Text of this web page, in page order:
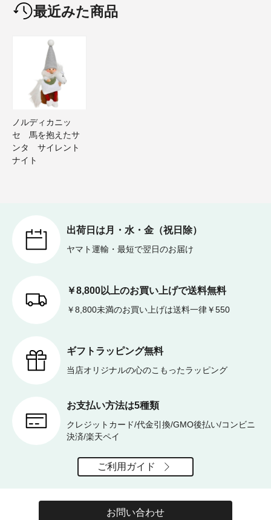
最近みた商品
ノルディカニッ
セ 馬を抱えたサ
ンタ サイレント
ナイト
出荷日は月・水・金（祝日除）
ヤマト運輸・最短で翌日のお届け
￥8,800以上のお買い上げで送料無料
￥8,800未満のお買い上げは送料一律￥550
ギフトラッピング無料
当店オリジナルの心のこもったラッピング
お支払い方法は5種類
クレジットカード/代金引換/GMO後払い/コンビニ
決済/楽天ペイ
ご利用ガイド
お問い合わせ